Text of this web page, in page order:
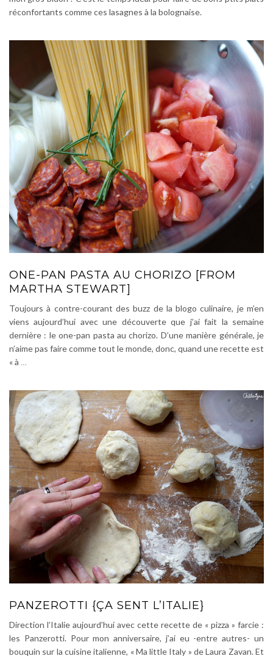
réconfortants comme ces lasagnes à la bolognaise.
ONE-PAN PASTA AU CHORIZO [FROM
MARTHA STEWART]
Toujours à contre-courant des buzz de la blogo culinaire, je m’en
viens aujourd’hui avec une découverte que j’ai fait la semaine
dernière : le one-pan pasta au chorizo. D’une manière générale, je
n’aime pas faire comme tout le monde, donc, quand une recette est
« à …
PANZEROTTI {ÇA SENT L’ITALIE}
Direction l’Italie aujourd’hui avec cette recette de « pizza » farcie :
les Panzerotti. Pour mon anniversaire, j’ai eu -entre autres- un
bouquin sur la cuisine italienne, « Ma little Italy » de Laura Zavan. Et